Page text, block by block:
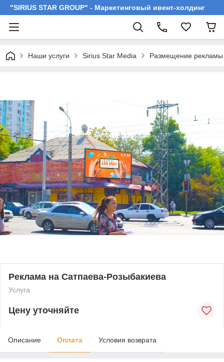
"SIRIUS STAR GROUP" - Маркетинговый ивент-холдинг
Наши услуги Sirius Star Media Размещение рекламы
Реклама на Сатпаева-Розыбакиева
Услуга
Цену уточняйте
Описание Оплата Условия возврата